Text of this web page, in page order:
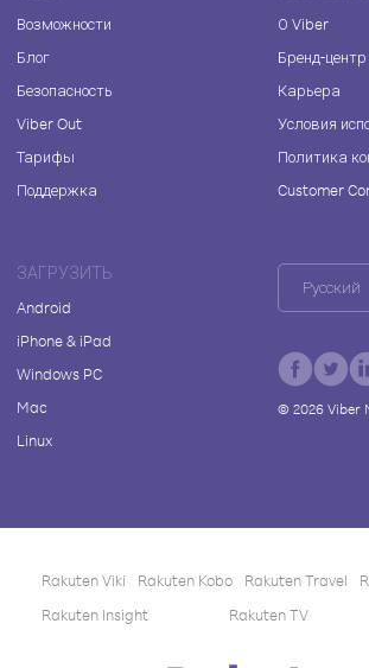
Возможности
Блог
Безопасность
Viber Out
Тарифы
Поддержка
О Viber
Бренд-центр
Карьера
Условия
Политика
Customer
ЗАГРУЗИТЬ
Android
iPhone & iPad
Windows PC
Mac
Linux
Русский
© 2026Viber
Rakuten Viki Rakuten Kobo Rakuten Travel
Rakuten Insight
Rakuten TV